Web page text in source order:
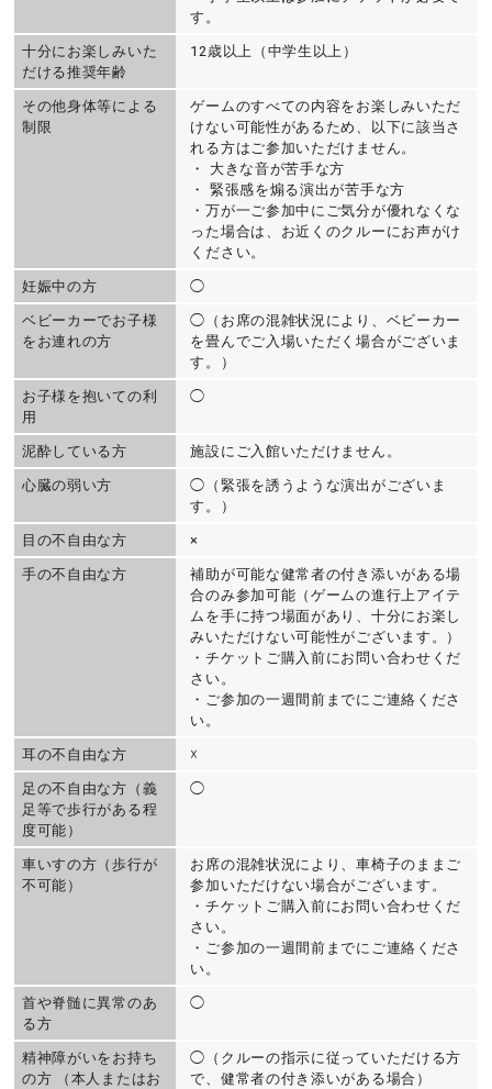
す。
十分にお楽しみいた
だける推奨年齢
12歳以上（中学生以上）
その他身体等による
制限
ゲームのすべての内容をお楽しみいただ
けない可能性があるため、以下に該当さ
れる方はご参加いただけません。
・ 大きな音が苦手な方
・ 緊張感を煽る演出が苦手な方
・万が一ご参加中にご気分が優れなくな
った場合は、お近くのクルーにお声がけ
ください。
妊娠中の方 ◯
ベビーカーでお子様
をお連れの方
◯（お席の混雑状況により、ベビーカー
を畳んでご入場いただく場合がございま
す。）
お子様を抱いての利
用
◯
泥酔している方 施設にご入館いただけません。
心臓の弱い方
◯（緊張を誘うような演出がございま
す。）
目の不自由な方 ×
手の不自由な方
補助が可能な健常者の付き添いがある場
合のみ参加可能（ゲームの進行上アイテ
ムを手に持つ場面があり、十分にお楽し
みいただけない可能性がございます。）
・チケットご購入前にお問い合わせくだ
さい。
・ご参加の一週間前までにご連絡くださ
い。
耳の不自由な方 ☓
足の不自由な方（義
足等で歩行がある程
度可能）
◯
車いすの方（歩行が
不可能）
お席の混雑状況により、車椅子のままご
参加いただけない場合がございます。
・チケットご購入前にお問い合わせくだ
さい。
・ご参加の一週間前までにご連絡くださ
い。
首や脊髄に異常のあ
る方
◯
精神障がいをお持ち
の方 （本人またはお
◯（クルーの指示に従っていただける方
で、健常者の付き添いがある場合）